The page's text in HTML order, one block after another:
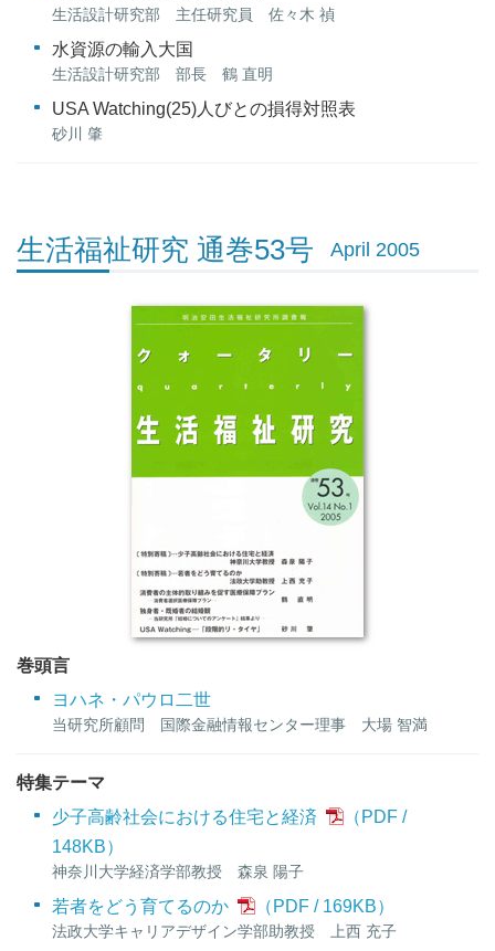
生活設計研究部 主任研究員 佐々木 禎
水資源の輸入大国
生活設計研究部 部長 鶴 直明
USA Watching(25)人びとの損得対照表
砂川 肇
生活福祉研究 通巻53号 April 2005
巻頭言
ヨハネ・パウロ二世
当研究所顧問 国際金融情報センター理事 大場 智満
特集テーマ
少子高齢社会における住宅と経済
148KB）
神奈川大学経済学部教授 森泉 陽子
若者をどう育てるのか 169KB）
法政大学キャリアデザイン学部助教授 上西 充子